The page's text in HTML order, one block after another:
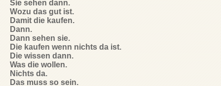
Sie sehen dann.
Wozu das gut ist.
Damit die kaufen.
Dann.
Dann sehen sie.
Die kaufen wenn nichts da ist.
Die wissen dann.
Was die wollen.
Nichts da.
Das muss so sein.